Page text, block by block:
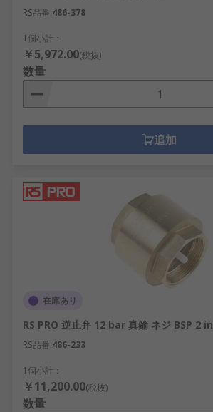
RS品番 486-378
1個小計：
￥5,972.00(税抜)
数量
追加
在庫あり
RS PRO 逆止弁 12 bar 真鍮 ネジ BSP 2 in
RS品番 486-233
1個小計：
￥11,200.00(税抜)
数量